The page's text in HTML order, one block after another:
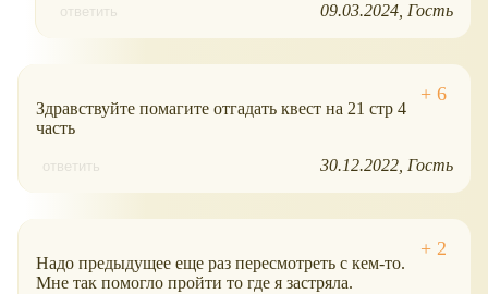
ответить 09.03.2024 Гость
Здравствуйте помагите отгадать квест на 21 стр 4
часть
ответить 30.12.2022 Гость
Надо предыдущее еще раз пересмотреть с кем-то.
Мне так помогло пройти то где я застряла.